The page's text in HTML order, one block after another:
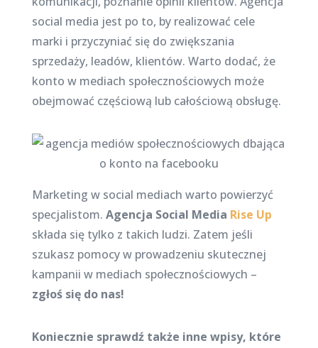
social media jest po to, by realizować cele
marki i przyczyniać się do zwiększania
sprzedaży, leadów, klientów. Warto dodać, że
konto w mediach społecznościowych może
obejmować częściową lub całościową obsługę.
Marketing w social mediach warto powierzyć
specjalistom. Agencja Social Media Rise Up
składa się tylko z takich ludzi. Zatem jeśli
szukasz pomocy w prowadzeniu skutecznej
kampanii w mediach społecznościowych –
zgłoś się do nas!
Koniecznie sprawdź także inne wpisy, które